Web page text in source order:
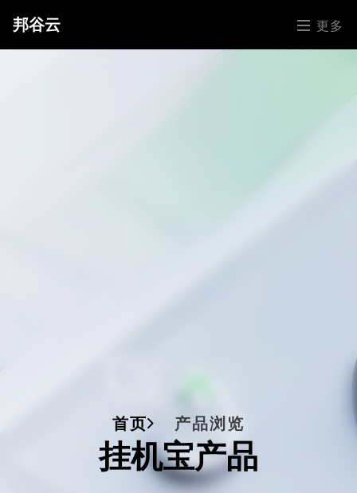
邦谷云 更多
首页 产品浏览
挂机宝产品